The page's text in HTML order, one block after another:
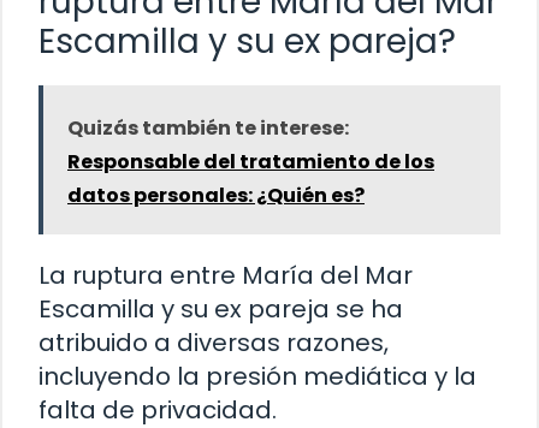
Escamilla y su ex pareja?
Quizás también te interese:
Responsable del tratamiento de los
datos personales: ¿Quién es?
La ruptura entre María del Mar
Escamilla y su ex pareja se ha
atribuido a diversas razones,
incluyendo la presión mediática y la
falta de privacidad.